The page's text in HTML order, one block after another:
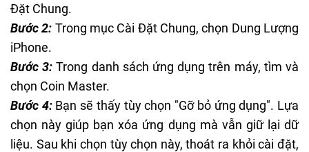
Đặt Chung.
Bước 2: Trong mục Cài Đặt Chung, chọn Dung Lượng
iPhone.
Bước 3: Trong danh sách ứng dụng trên máy, tìm và
chọn Coin Master.
Bước 4:Bạn sẽ thấy tùy chọn "Gỡ bỏ ứng dụng". Lựa
chọn này giúp bạn xóa ứng dụng mà vẫn giữ lại dữ
liệu. Sau khi chọn tùy chọn này, thoát ra khỏi cài đặt,